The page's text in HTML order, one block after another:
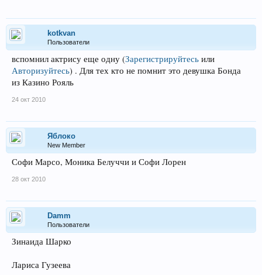
kotkvan
Пользователи
вспомнил актрису еще одну (Зарегистрируйтесь или
Авторизуйтесь) . Для тех кто не помнит это девушка Бонда
из Казино Рояль
24 окт 2010
Яблоко
New Member
Софи Марсо, Моника Белуччи и Софи Лорен
28 окт 2010
Damm
Пользователи
Зинаида Шарко
Лариса Гузеева